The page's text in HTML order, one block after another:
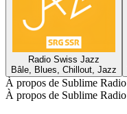
Radio Swiss Jazz
Bâle, Blues, Chillout, Jazz
À propos de Sublime Radio
À propos de Sublime Radio